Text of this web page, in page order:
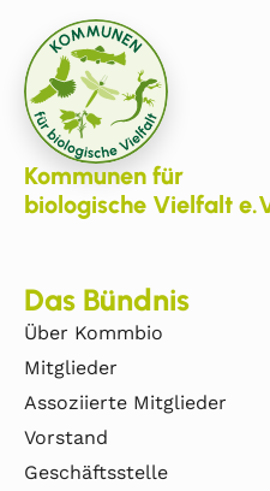
Kommunen für
biologische Vielfalt
Das Bündnis
Über Kommbio
Mitglieder
Assoziierte Mitglieder
Vorstand
Geschäftsstelle